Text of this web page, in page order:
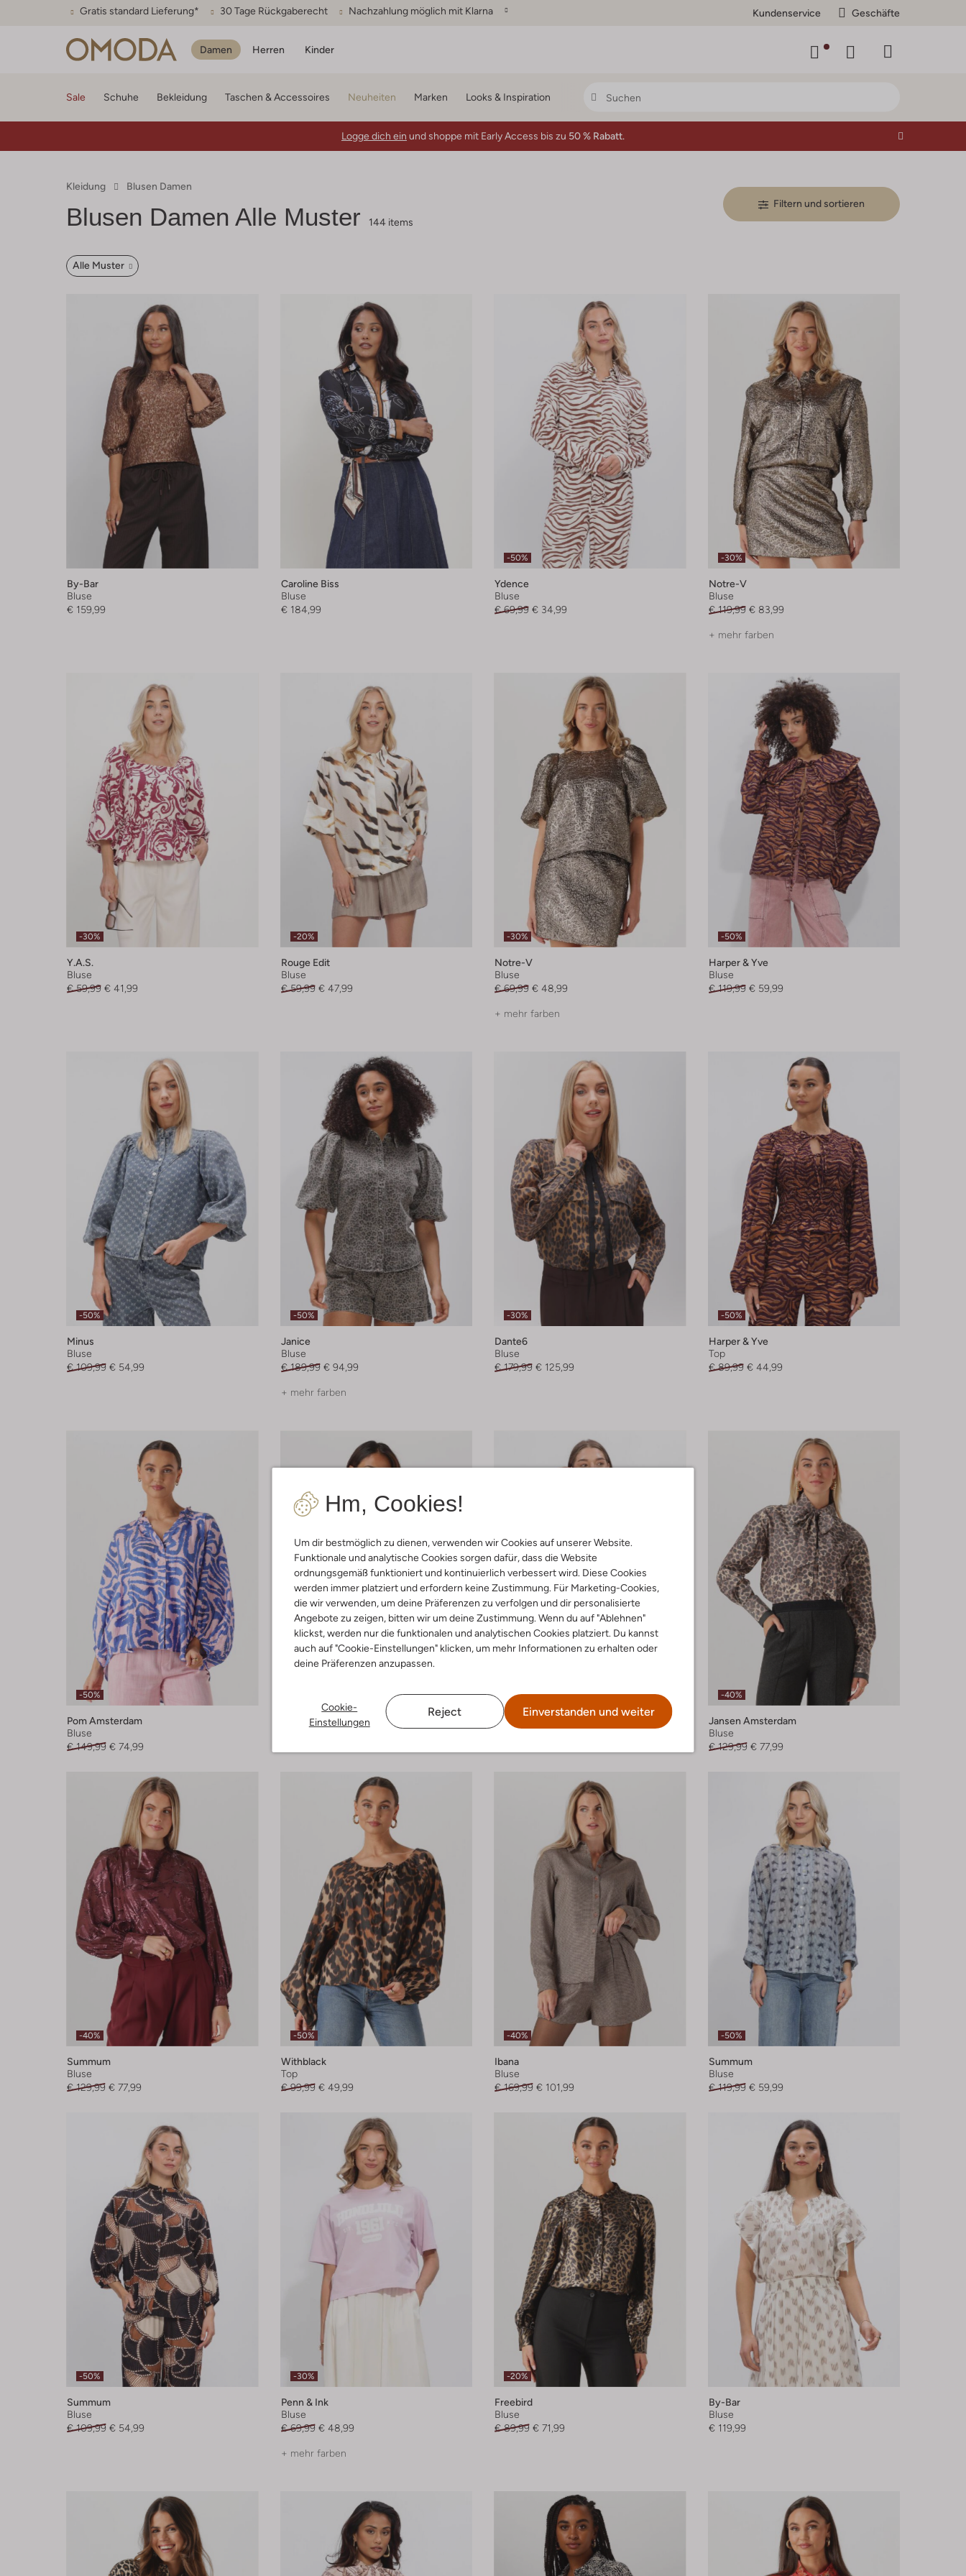
Gratis standard Lieferung* 30 Tage Rückgaberecht Nachzahlung möglich mit Klarna Kundenservice Geschäfte
Damen Herren Kinder
Hm, Cookies!
Um dir bestmöglich zu dienen, verwenden wir Cookies auf unserer Website.
Funktionale und analytische Cookies sorgen dafür, dass die Website
ordnungsgemäß funktioniert und kontinuierlich verbessert wird. Diese Cookies
werden immer platziert und erfordern keine Zustimmung. Für Marketing-Cookies,
die wir verwenden, um deine Präferenzen zu verfolgen und dir personalisierte
Angebote zu zeigen, bitten wir um deine Zustimmung. Wenn du auf "Ablehnen"
klickst, werden nur die funktionalen und analytischen Cookies platziert. Du kannst
auch auf "Cookie-Einstellungen" klicken, um mehr Informationen zu erhalten oder
deine Präferenzen anzupassen.
Cookie-
Einstellungen
Reject Einverstanden und weiter
Sale Schuhe Bekleidung Taschen & Accessoires Neuheiten Marken Looks & Inspiration
Logge dich ein und shoppe mit Early Access bis zu 50 % Rabatt.
Kleidung Blusen Damen
Blusen Damen Alle Muster 144 items
Filtern und sortieren
Alle Muster
By-Bar
Bluse
€ 159,99
Caroline Biss
Bluse
€ 184,99
-50%
Ydence
Bluse
€ 69,99 € 34,99
-30%
Notre-V
Bluse
€ 119,99 € 83,99
+ mehr farben
-30%
Y.a.s.
Bluse
€ 59,99 € 41,99
-20%
Rouge Edit
Bluse
€ 59,99 € 47,99
-30%
Notre-V
Bluse
€ 69,99 € 48,99
+ mehr farben
-50%
Harper & Yve
Bluse
€ 119,99 € 59,99
-50%
Minus
Bluse
€ 109,99 € 54,99
-50%
Janice
Bluse
€ 189,99 € 94,99
+ mehr farben
-30%
Dante6
Bluse
€ 179,99 € 125,99
-50%
Harper & Yve
Top
€ 89,99 € 44,99
-50%
Pom Amsterdam
Bluse
€ 149,99 € 74,99
Access
-30%
Object
Bluse
-40%
Jansen Amsterdam
Bluse
€ 129,99 € 77,99
-40%
Summum
Bluse
€ 129,99 € 77,99
-50%
Withblack
Top
€ 99,99 € 49,99
-40%
Ibana
Bluse
€ 169,99 € 101,99
-50%
Summum
Bluse
€ 119,99 € 59,99
-50%
Summum
Bluse
€ 109,99 € 54,99
-30%
Penn & Ink
Bluse
€ 69,99 € 48,99
+ mehr farben
-20%
Freebird
Bluse
€ 89,99 € 71,99
By-Bar
Bluse
€ 119,99